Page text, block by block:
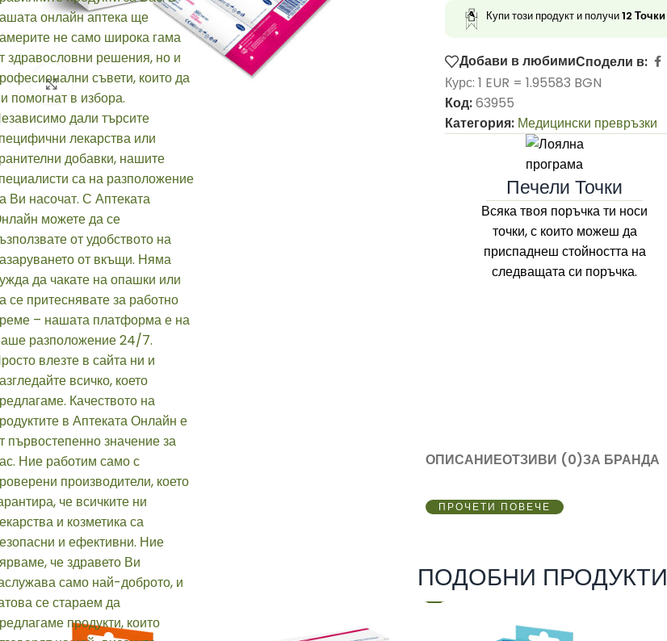
Click to enlarge
Купи този продукт и получи12 Точки
Добави в любимиСподели в:
Курс: 1 EUR = 1.95583 BGN
Код:63955
Категория: Медицински превръзки
Печели Точки
Всяка твоя поръчка ти носи
точки, с които можеш да
приспаднеш стойността на
следващата си поръчка.
ОПИСАНИЕОТЗИВИ (0)ЗА БРАНДА
ПРОЧЕТИ ПОВЕЧЕ
ПОДОБНИ ПРОДУКТИ